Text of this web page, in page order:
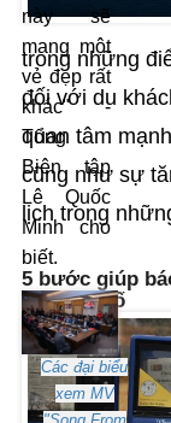
này sẽ
mang một
vẻ đẹp rất
khác" -
Tổng
Biên tập
Lê Quốc
Minh cho
biết.
Các đại biểu
xem MV
trong những
đối với du
quan tâm
cũng như sự
lịch trong
5 bước giúp
thời đại số